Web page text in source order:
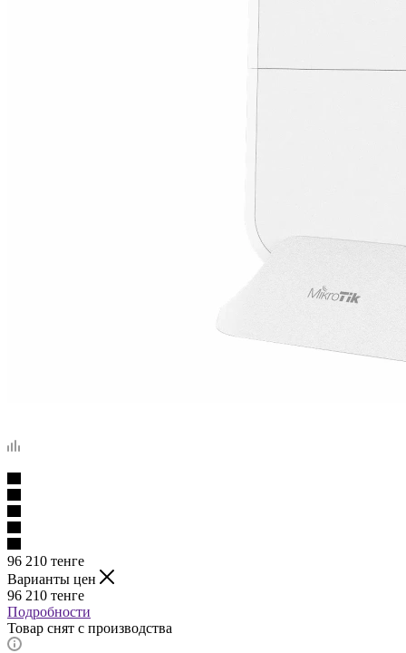
96 210 тенге
Варианты цен
96 210 тенге
Подробности
Товар снят с производства